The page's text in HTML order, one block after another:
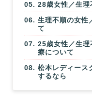
28歳女性／生理
生理不順の女性
て
25歳女性／生理
療について
松本レディース
するなら